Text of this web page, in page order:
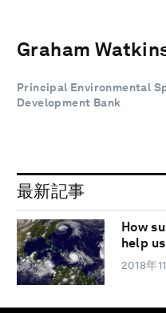
Graham
Principal Environmental
Development Bank
最新記事
How
help
2018年